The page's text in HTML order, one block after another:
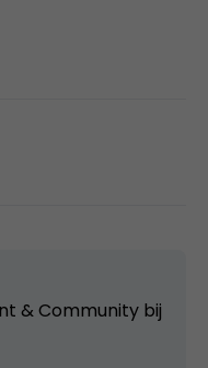
& Community bij